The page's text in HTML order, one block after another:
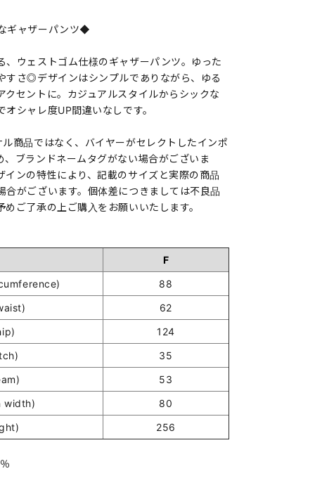
ギャザーパンツ◆
、ウェストゴム仕様のギャザーパンツ。ゆった
すさ◎デザインはシンプルでありながら、ゆる
クセントに。カジュアルスタイルからシックな
シャレ度UP間違いなしです。
商品ではなく、バイヤーがセレクトしたインポ
、ブランドネームタグがない場合がございま
インの特性により、記載のサイズと実際の商品
合がございます。個体差につきましては不良品
ご了承の上ご購入をお願いいたします。
F
88
62
124
35
53
width)
80
256